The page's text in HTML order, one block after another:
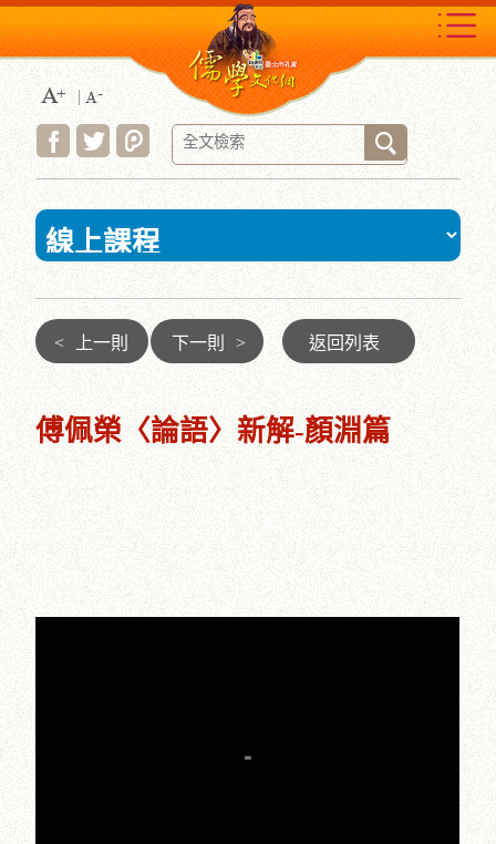
到
主
要
內
容
區
塊
:::
< 上一則 下一則 > 返回列表
傅佩榮〈論語〉新解-顏淵篇